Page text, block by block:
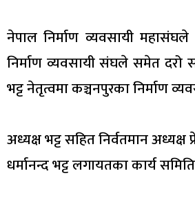
नेपाल निर्माण व्यवसायी
निर्माण व्यवसायी संघले समेत दरो
भट्ट नेतृत्वमा कञ्चनपुरका निर्माण
अध्यक्ष भट्ट सहित निर्वतमान
धर्मानन्द भट्ट लगायतका कार्य